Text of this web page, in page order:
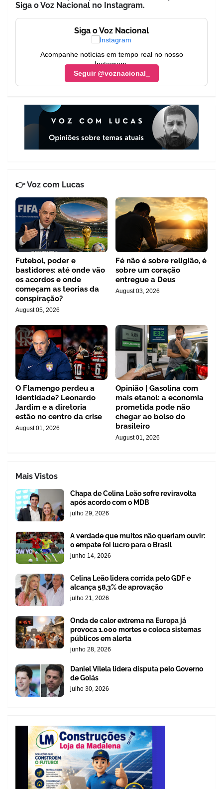
Siga o Voz Nacional no Instagram.
Siga o Voz Nacional
Acompanhe notícias em tempo real no nosso
Instagram.
Seguir @voznacional_
👉 Voz com Lucas
Futebol, poder e
bastidores: até onde vão
os acordos e onde
começam as teorias da
conspiração?
August 05, 2026
Fé não é sobre religião, é
sobre um coração
entregue a Deus
August 03, 2026
O Flamengo perdeu a
identidade? Leonardo
Jardim e a diretoria
estão no centro da crise
August 01, 2026
Opinião | Gasolina com
mais etanol: a economia
prometida pode não
chegar ao bolso do
brasileiro
August 01, 2026
Mais Vistos
Chapa de Celina Leão sofre reviravolta
após acordo com o MDB
julho 29, 2026
A verdade que muitos não queriam ouvir:
o empate foi lucro para o Brasil
junho 14, 2026
Celina Leão lidera corrida pelo GDF e
alcança 58,3% de aprovação
julho 21, 2026
Onda de calor extrema na Europa já
provoca 1.000 mortes e coloca sistemas
públicos em alerta
junho 28, 2026
Daniel Vilela lidera disputa pelo Governo
de Goiás
julho 30, 2026